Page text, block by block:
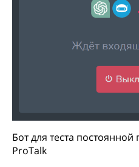
Бот для теста
ProTalk